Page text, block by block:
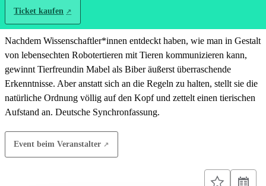
Ticket kaufen
Nachdem Wissenschaftler*innen entdeckt haben, wie man in Gestalt
von lebensechten Robotertieren mit Tieren kommunizieren kann,
gewinnt Tierfreundin Mabel als Biber äußerst überraschende
Erkenntnisse. Aber anstatt sich an die Regeln zu halten, stellt sie die
natürliche Ordnung völlig auf den Kopf und zettelt einen tierischen
Aufstand an. Deutsche Synchronfassung.
Event beim Veranstalter